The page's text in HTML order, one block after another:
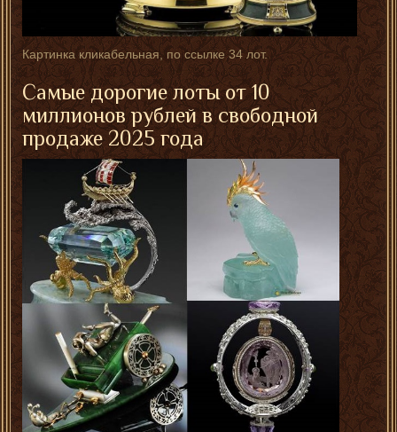
Картинка кликабельная, по ссылке 34 лот.
Самые дорогие лоты от 10
миллионов рублей в свободной
продаже 2025 года